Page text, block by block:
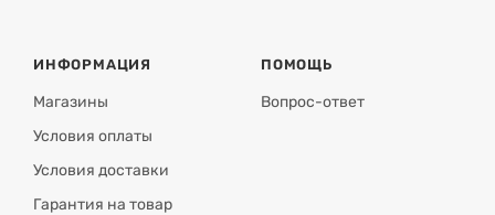
ИНФОРМАЦИЯ
Магазины
Условия оплаты
Условия доставки
Гарантия на товар
ПОМОЩЬ
Вопрос-ответ